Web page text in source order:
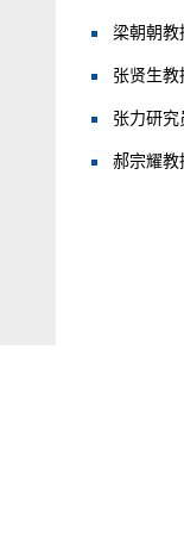
梁朝朝教
张贤生教
张力研究
郝宗耀教